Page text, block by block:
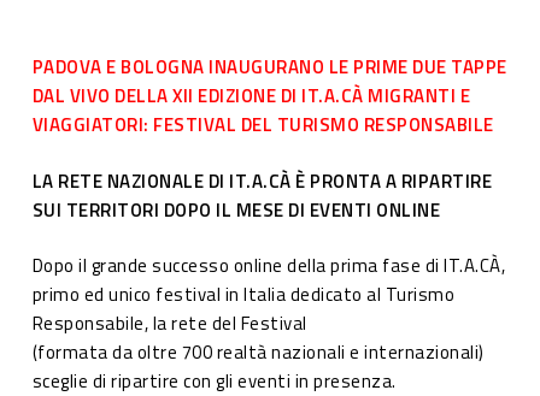
PADOVA E BOLOGNA INAUGURANO LE PRIME DUE TAPPE
DAL VIVO DELLA XII EDIZIONE DI IT.A.CÀ MIGRANTI E
VIAGGIATORI: FESTIVAL DEL TURISMO RESPONSABILE
LA RETE NAZIONALE DI IT.A.CÀ È PRONTA A RIPARTIRE
SUI TERRITORI DOPO IL MESE DI EVENTI ONLINE
Dopo il grande successo online della prima fase di IT.A.CÀ,
primo ed unico festival in Italia dedicato al Turismo
Responsabile, la rete del Festival
(formata da oltre 700 realtà nazionali e internazionali)
sceglie di ripartire con gli eventi in presenza.